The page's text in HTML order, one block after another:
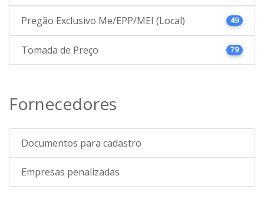
Pregão Exclusivo Me/EPP/MEI (Local) 49
Tomada de Preço 79
Fornecedores
Documentos para cadastro
Empresas penalizadas